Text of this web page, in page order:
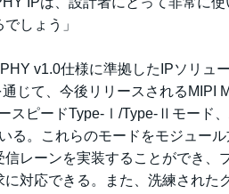
しょう」
v1.0仕様に準拠したIPソリュ
じて、今後リリースされるMIPI
スピードType-Ⅰ/Type-Ⅱモード、
る。これらのモードをモジュー
レーンを実装することができ、
対応できる。また、洗練された